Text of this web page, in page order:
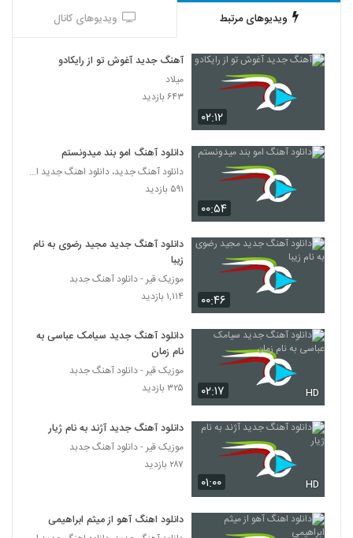
128
129
۶۱۷ بازدید
130
آهنگ فکر تو از محسن یگانه(پاپ)
۱,۸۵۳ بازدید
آهنگ مهدی احمدوند بنام دیوار
132
دانلود آهنگ مصطفی پاشایی فقط عشق
۱,۰۱۶ بازدید
دانلود آهنگ محمدرضا شعبان زاده اینجوری
بهتره
آهنگ مهدی مدرس بنام دیوونه بازی
135
موزیک زیبای اسمشو چی بزارم از یوسف زمانی
دانلود آهنگ حمید اصغری دورت بگردم
Begardam Remix)
۲,۴۰۶ بازدید
ویدیوهای مرتبط ویدیوهای کانال
۰۲:۱۲
آهنگ جدید آغوش تو از رایکادو
میلاد
۶۴۳ بازدید
۰۰:۵۴
دانلود آهنگ امو بند میدونستم
دانلود آهنگ جدید، دانلود اهنگ جدید ایرانی
۵۹۱ بازدید
۰۰:۴۶
دانلود آهنگ جدید مجید رضوی به نام
زیبا
موزیک قیر - دانلود آهنگ جدبد
۱,۱۱۴ بازدید
۰۲:۱۷ HD
دانلود آهنگ جدید سیامک عباسی به
نام زمان
موزیک قیر - دانلود آهنگ جدبد
۳۲۵ بازدید
۰۱:۰۰ HD
دانلود آهنگ جدید آژند به نام ژیار
موزیک قیر - دانلود آهنگ جدبد
۲۸۷ بازدید
دانلود اهنگ آهو از میثم ابراهیمی